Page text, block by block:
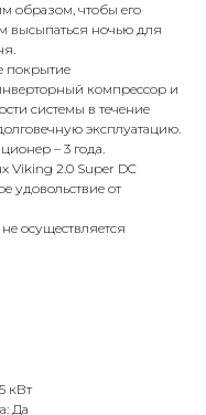
образом, чтобы его
высыпаться ночью для
покрытие
компрессор и
системы в течение
эксплуатацию.
– 3 года.
Viking 2.0 Super DC
удовольствие от
осуществляется
кВт
Да